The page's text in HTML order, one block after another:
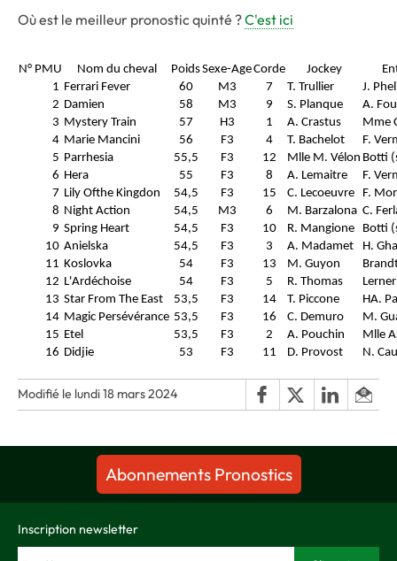
Où est le meilleur pronostic quinté ?C'est ici
N° PMU Nom du cheval PoidsSexe-AgeCorde Jockey
1 Ferrari Fever 60 M3 7 T. Trullier
J.
2 Damien 58 M3 9 S. Planque
A.
3 Mystery Train 57 H3 1 A. Crastus
Mme
4 Marie Mancini 56 F3 4 T. Bachelot
F.
5 Parrhesia 55,5 F3 12 Mlle M. Vélon Botti
6 Hera 55 F3 8 A. Lemaitre
F.
7 Lily Ofthe Kingdon 54,5 F3 15 C. Lecoeuvre
F.
8 Night Action 54,5 M3 6 M. Barzalona C.
9 Spring Heart 54,5 F3 10 R. Mangione
Botti
10 Anielska 54,5 F3 3 A. Madamet
H.
11 Koslovka 54 F3 13 M. Guyon
12 L'Ardéchoise 54 F3 5 R. Thomas
13 Star From The East 53,5 F3 14 T. Piccone
HA.
14 Magic Persévérance 53,5 F3 16 C. Demuro
M.
15 Etel 53,5 F3 2 A. Pouchin
Mlle
16 Didjie 53 F3 11 D. Provost N.
Modifié le lundi 18 mars 2024
Abonnements Pronostics
Inscription newsletter